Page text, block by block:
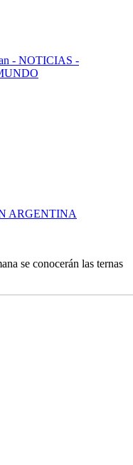
- NOTICIAS -
se conocerán las ternas